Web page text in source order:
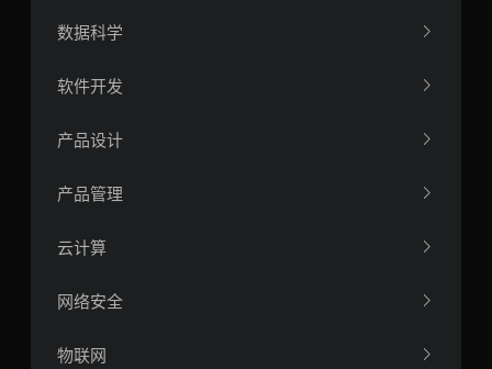
数据科学
软件开发
产品设计
产品管理
云计算
网络安全
物联网